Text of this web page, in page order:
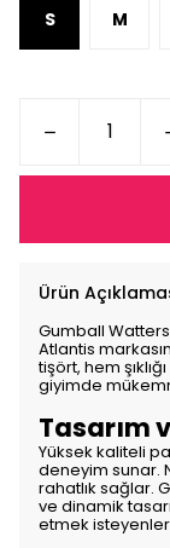
S M
Ürün
Gumball
Atlantis
tişört, hem
giyimde
Tasarım
Yüksek kaliteli
deneyim sunar.
rahatlık sağlar.
ve dinamik
etmek